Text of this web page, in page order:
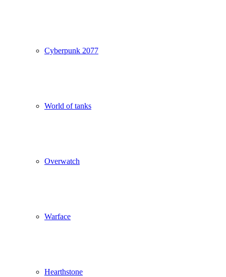
Cyberpunk 2077
World of tanks
Overwatch
Warface
Hearthstone